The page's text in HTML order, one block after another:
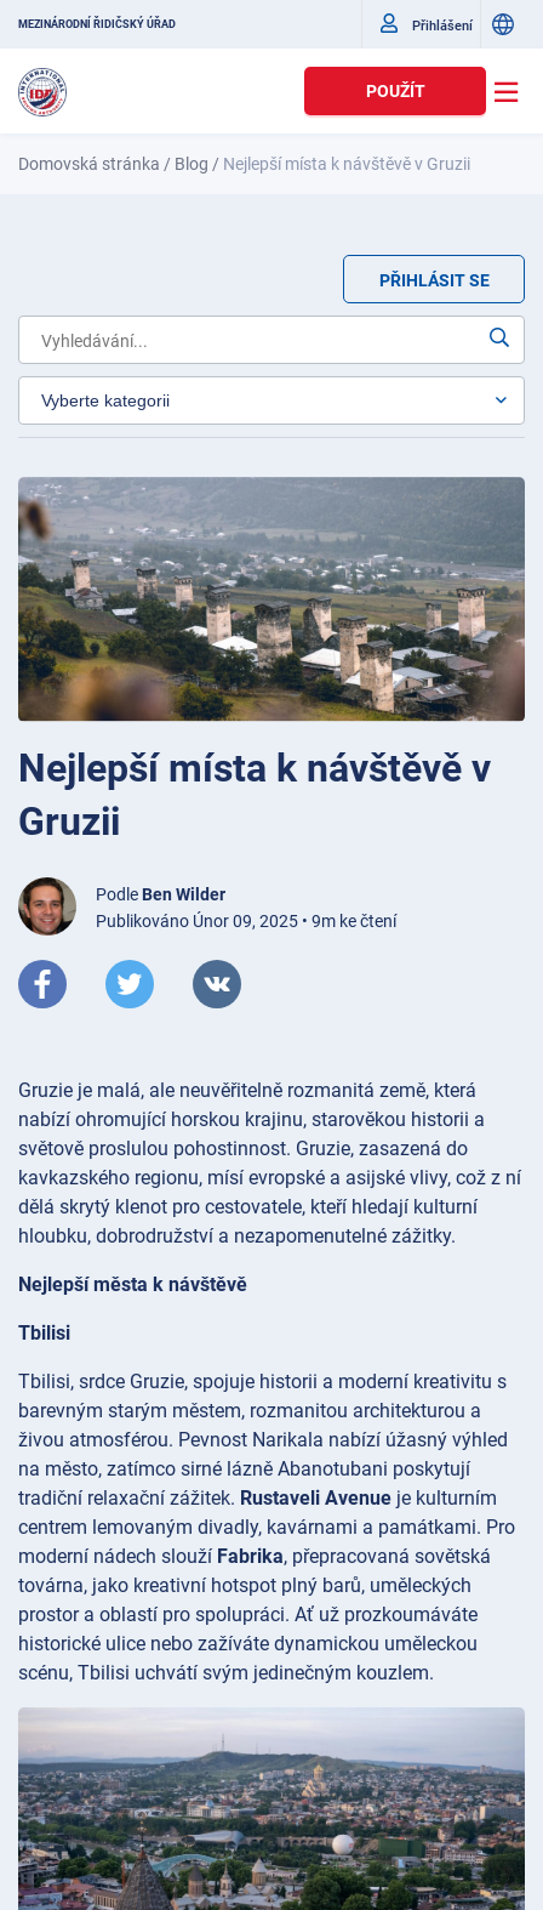
MEZINÁRODNÍ ŘIDIČSKÝ ÚŘAD Přihlášení
POUŽÍT
Domovská stránka / Blog / Nejlepší místa k návštěvě v Gruzii
PŘIHLÁSIT SE
Nejlepší místa k návštěvě v
Gruzii
Podle Ben Wilder
Publikováno Únor 09, 2025 • 9m ke čtení
Gruzie je malá, ale neuvěřitelně rozmanitá země, která
nabízí ohromující horskou krajinu, starověkou historii a
světově proslulou pohostinnost. Gruzie, zasazená do
kavkazského regionu, mísí evropské a asijské vlivy, což z ní
dělá skrytý klenot pro cestovatele, kteří hledají kulturní
hloubku, dobrodružství a nezapomenutelné zážitky.
Nejlepší města k návštěvě
Tbilisi
Tbilisi, srdce Gruzie, spojuje historii a moderní kreativitu s
barevným starým městem, rozmanitou architekturou a
živou atmosférou. Pevnost Narikala nabízí úžasný výhled
na město, zatímco sirné lázně Abanotubani poskytují
tradiční relaxační zážitek. Rustaveli Avenue je kulturním
centrem lemovaným divadly, kavárnami a památkami. Pro
moderní nádech slouží Fabrika, přepracovaná sovětská
továrna, jako kreativní hotspot plný barů, uměleckých
prostor a oblastí pro spolupráci. Ať už prozkoumáváte
historické ulice nebo zažíváte dynamickou uměleckou
scénu, Tbilisi uchvátí svým jedinečným kouzlem.